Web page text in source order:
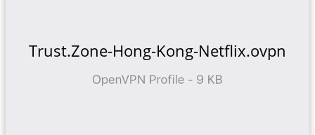
Trust.Zone-Hong-Kong-Netflix.ovpn